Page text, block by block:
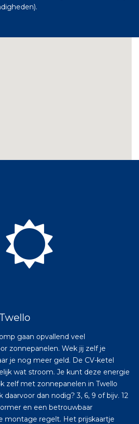
gaan opvallend veel
zonnepanelen. Wek jij zelf je
je nog meer geld. De CV-ketel
wat stroom. Je kunt deze energie
zelf met zonnepanelen in Twello
dan nodig? 3, 6, 9 of bijv. 12
en een betrouwbaar
montage regelt. Het prijskaartje